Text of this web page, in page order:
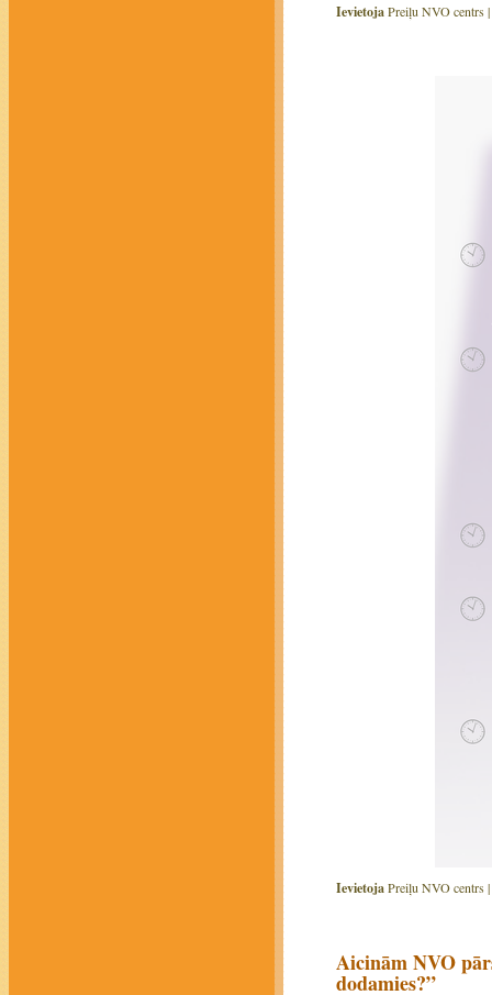
IevietojaPreiļu NVO centrs |
IevietojaPreiļu NVO centrs |
Aicinām NVO
dodamies?”